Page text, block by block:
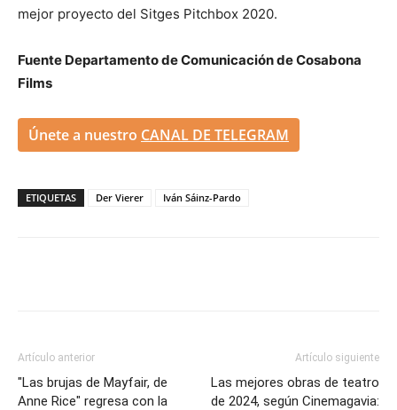
mejor proyecto del Sitges Pitchbox 2020.
Fuente Departamento de Comunicación de Cosabona
Films
Únete a nuestro CANAL DE TELEGRAM
ETIQUETAS Der Vierer Iván Sáinz-Pardo
Artículo anterior
"Las brujas de Mayfair, de
Anne Rice" regresa con la
Artículo siguiente
Las mejores obras de teatro
de 2024, según Cinemagavia: